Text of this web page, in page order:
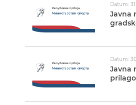
Datum:
Javna
Datum:
Javna